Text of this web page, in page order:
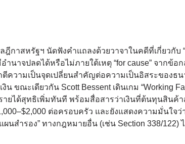
กาสหรัฐฯ นัดฟังคำแถลงด้วยวาจาในคดีที่เกี่ยวกับ
นาจปลดได้หรือไม่ภายใต้เหตุ “for cause” จากข้อก
ความเป็นจุดเปลี่ยนสำคัญต่อความเป็นอิสระของธน
ขณะเดียวกัน Scott Bessent เดินเกม “Working
ายได้สุทธิเพิ่มทันที พร้อมสื่อสารว่าเงินที่ต้นทุนสินค้
ต่อครอบครัว และยังแสดงความมั่นใจ
นสำรอง” ทางกฎหมายอื่น (เช่น Section 338/122)